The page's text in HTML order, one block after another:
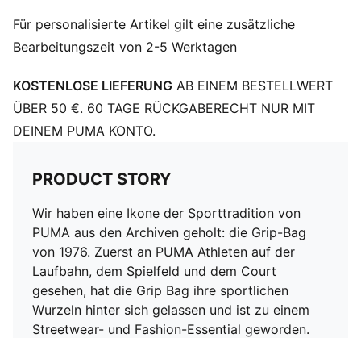
Für personalisierte Artikel gilt eine zusätzliche
Bearbeitungszeit von 2-5 Werktagen
KOSTENLOSE LIEFERUNG AB EINEM BESTELLWERT
ÜBER 50 €. 60 TAGE RÜCKGABERECHT NUR MIT
DEINEM PUMA KONTO.
PRODUCT STORY
Wir haben eine Ikone der Sporttradition von
PUMA aus den Archiven geholt: die Grip-Bag
von 1976. Zuerst an PUMA Athleten auf der
Laufbahn, dem Spielfeld und dem Court
gesehen, hat die Grip Bag ihre sportlichen
Wurzeln hinter sich gelassen und ist zu einem
Streetwear- und Fashion-Essential geworden.